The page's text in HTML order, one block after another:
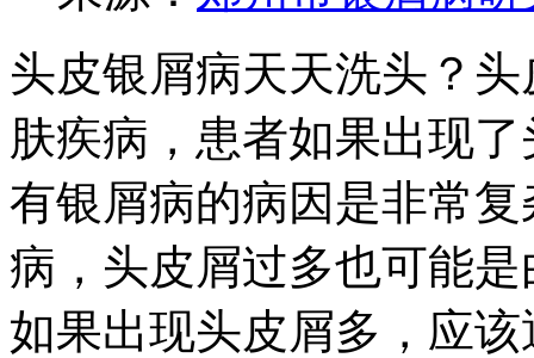
头皮银屑病天天洗头？
肤疾病，患者如果出现
有银屑病的病因是非常
病，头皮屑过多也可能
如果出现头皮屑多，应